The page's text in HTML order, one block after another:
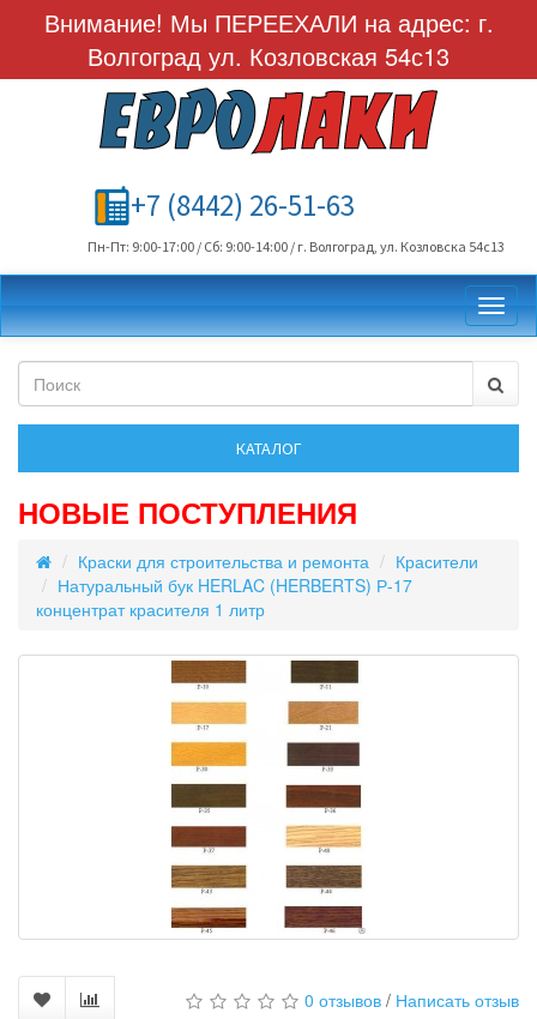
Внимание! Мы ПЕРЕЕХАЛИ на адрес: г.
Волгоград ул. Козловская 54с13
+7 (8442) 26-51-63
Пн-Пт: 9:00-17:00 / Сб: 9:00-14:00 / г. Волгоград, ул. Козловска 54с13
НОВЫЕ ПОСТУПЛЕНИЯ
Краски для строительства и ремонта
Красители
Натуральный бук HERLAC (HERBERTS) Р-17
концентрат красителя 1 литр
0 отзывов / Написать отзыв